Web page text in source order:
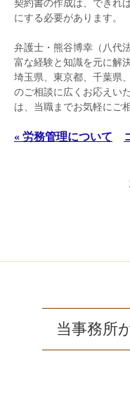
契約書の作成は、できれ
にする必要があります。
弁護士・熊谷博幸（八代
富な経験と知識を元に解
埼玉県、東京都、千葉県
のご相談に広くお応えい
は、当職までお気軽にご
« 労務管理について
当事務所